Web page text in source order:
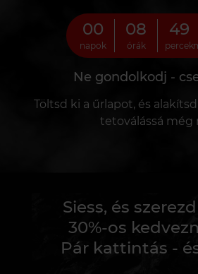
00
napok
08
órák
49
percek
Ne gondolkodj -
Töltsd ki a űrlapot, és
tetoválássá még
Siess, és
30%-os
Pár kattintás -